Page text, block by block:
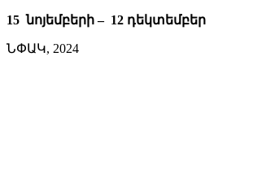
15 նոյեմբերի – 12 դեկտեմբեր
ՆՓԱԿ, 2024